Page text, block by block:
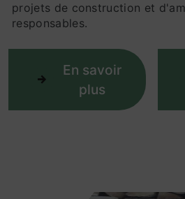
projets de construction et
responsables.
En savoir
plus